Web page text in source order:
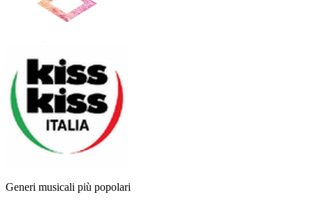
Generi musicali più popolari